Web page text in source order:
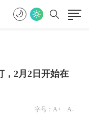
，2月2日开始在
字号： A+ A-